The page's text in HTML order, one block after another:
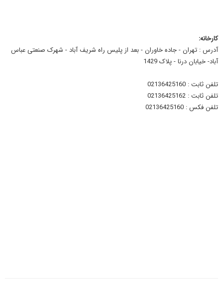
کارخانه:
آدرس : تهران - جاده خاوران - بعد از پلیس راه شریف آباد - شهرک صنعتی عباس
آباد- خیابان درنا - پلاک 1429
تلفن ثابت : 02136425160
تلفن ثابت : 02136425162
تلفن فکس : 02136425160